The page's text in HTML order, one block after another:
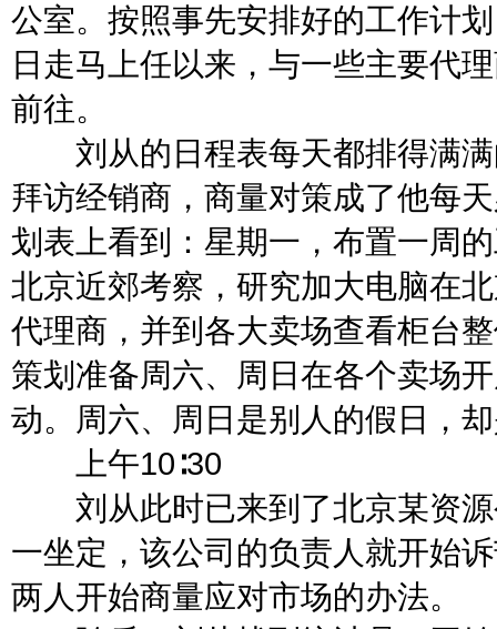
公室。按照事先安排好的工作计
日走马上任以来，与一些主要代
前往。
刘从的日程表每天都排得满满
拜访经销商，商量对策成了他每
划表上看到：星期一，布置一周
北京近郊考察，研究加大电脑在
代理商，并到各大卖场查看柜台
策划准备周六、周日在各个卖场
动。周六、周日是别人的假日，
上午10∶30
刘从此时已来到了北京某资源
一坐定，该公司的负责人就开始
两人开始商量应对市场的办法。